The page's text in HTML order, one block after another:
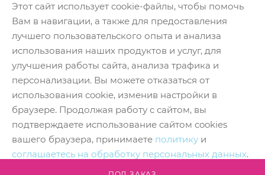
Этот сайт использует cookie-файлы, чтобы помочь
Вам в навигации, а также для предоставления
лучшего пользовательского опыта и анализа
использования наших продуктов и услуг, для
улучшения работы сайта, анализа трафика и
персонализации. Вы можете отказаться от
использования cookie, изменив настройки в
браузере. Продолжая работу с сайтом, вы
подтверждаете использование сайтом cookies
вашего браузера, принимаете политику и
соглашаетесь на обработку персональных данных.